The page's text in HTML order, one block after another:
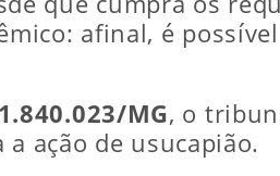
afinal, é
MG, o
ação de usucapião.